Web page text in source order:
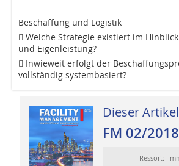
Beschaffung und Logistik
 Welche Strategie existiert im
und Eigenleistung?
 Inwieweit erfolgt der
vollständig systembasiert?
Dieser
FM 02/2018
Ressort: